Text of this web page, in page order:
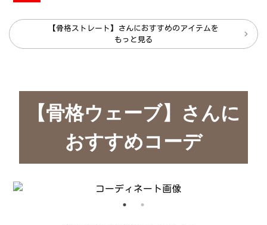
【骨格ストレート】さんにおすすめのアイテムを
もっと見る
【骨格ウェーブ】さんに
おすすめコーデ